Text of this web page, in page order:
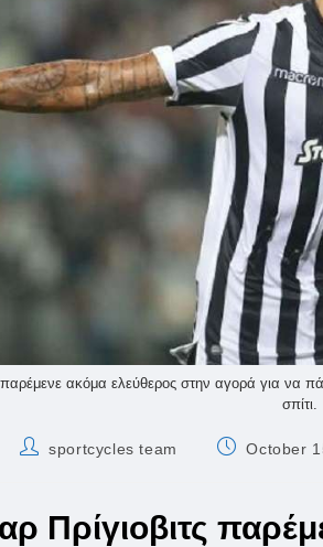
ακόμα ελεύθερος στην αγορά για να
σπίτι.
Postsportcycles team
PostOctober
Πρίγιοβιτς